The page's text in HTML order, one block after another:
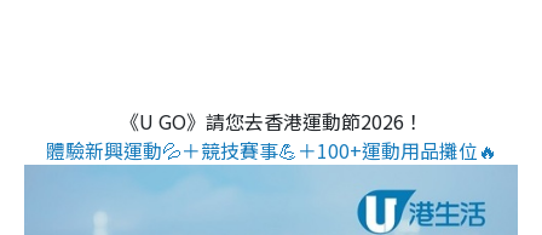
《U GO》請您去香港運動節2026！
體驗新興運動💦＋競技賽事💪＋100+運動用品攤位🔥